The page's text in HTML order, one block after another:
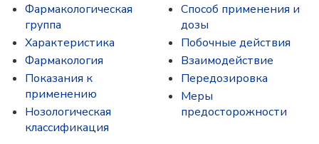
Фармакологическая
группа
Характеристика
Фармакология
Показания к
применению
Нозологическая
классификация
Способ применения и
дозы
Побочные действия
Взаимодействие
Передозировка
Меры
предосторожности